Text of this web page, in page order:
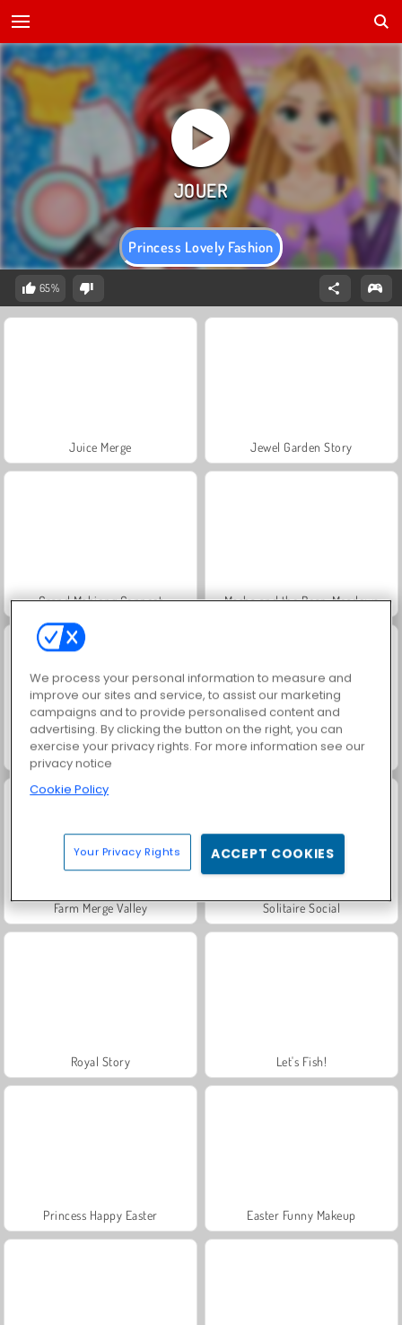
Princess Lovely Fashion
65%
Juice Merge Jewel Garden Story
Grand Mahjong Connect Masha and the Bear: Meadows
Scala 40 Trollface Quest: USA 2
Farm Merge Valley Solitaire Social
Royal Story Let's Fish!
Princess Happy Easter Easter Funny Makeup
We process your personal information to measure and
improve our sites and service, to assist our marketing
campaigns and to provide personalised content and
advertising. By clicking the button on the right, you can
exercise your privacy rights. For more information see our
privacy notice
Cookie Policy
Your Privacy Rights ACCEPT COOKIES